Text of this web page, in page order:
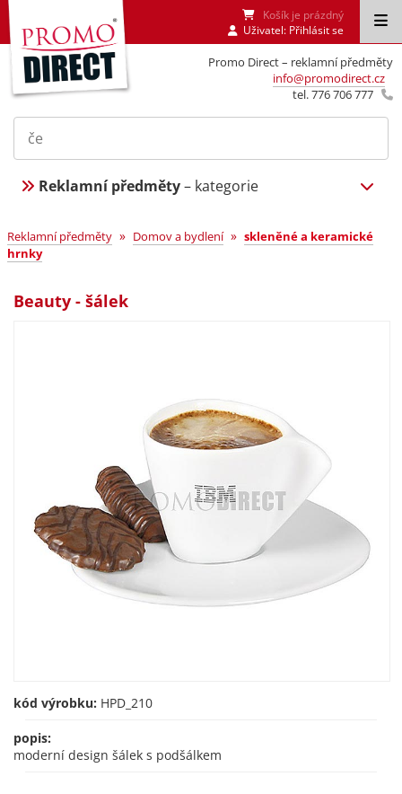
Promo Direct – reklamní předměty
info@promodirect.cz
tel. 776 706 777
Košík je prázdný
Uživatel: Přihlásit se
Reklamní předměty– kategorie
Reklamní předměty » Domov a bydlení» skleněné a keramické
hrnky
Beauty - šálek
kód výrobku: HPD_210
popis:
moderní design šálek s podšálkem